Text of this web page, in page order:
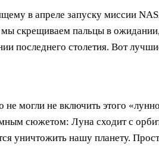
в апреле запуску миссии
скрещиваем пальцы в
последнего столетия. Вот
могли не включить этого
сюжетом: Луна сходит с
уничтожить нашу планету.